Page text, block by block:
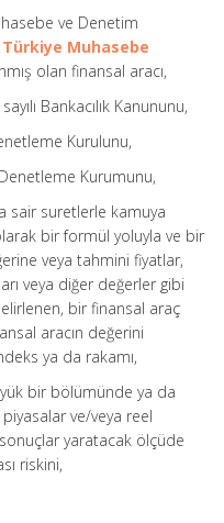
ve Denetim
Türkiye Muhasebe
olan finansal aracı,
Bankacılık Kanununu,
Kurulunu,
Kurumunu,
sair suretlerle kamuya
bir formül yoluyla ve bir
veya tahmini fiyatlar,
veya diğer değerler gibi
bir finansal araç
aracın değerini
ya da rakamı,
bir bölümünde ya da
ve/veya reel
yaratacak ölçüde
riskini,